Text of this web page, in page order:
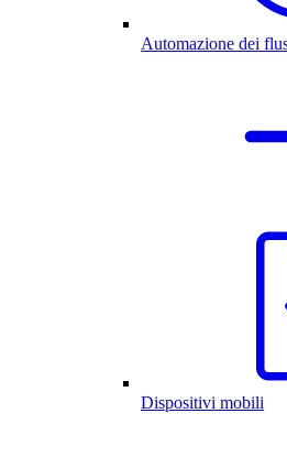
Automazione dei
Dispositivi mobili